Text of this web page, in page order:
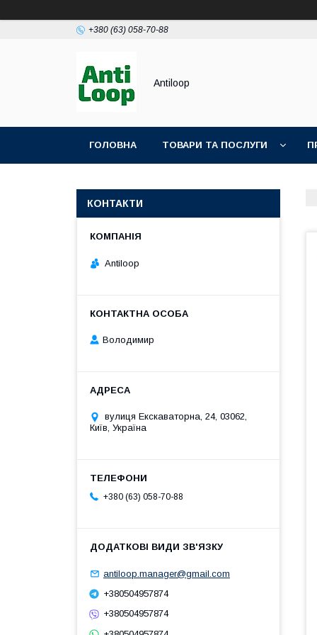
+380 (63) 058-70-88
Antiloop
ГОЛОВНА ТОВАРИ ТА ПОСЛУГИ
КОНТАКТИ
Antiloop
Володимир
вулиця Екскаваторна, 24, 03062,
Київ, Україна
+380 (63) 058-70-88
antiloop.manager@gmail.com
+380504957874
+380504957874